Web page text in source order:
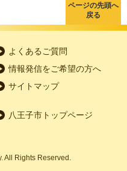
ページの先頭へ
戻る
よくあるご質問
情報発信をご希望の方へ
サイトマップ
八王子市トップページ
All Rights Reserved.